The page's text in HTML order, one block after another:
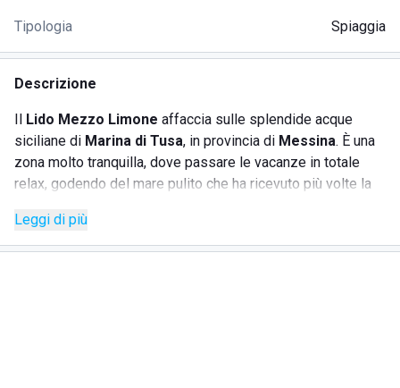
Tipologia Spiaggia
Descrizione
Il Lido Mezzo Limone affaccia sulle splendide acque
siciliane di Marina di Tusa, in provincia di Messina. È una
zona molto tranquilla, dove passare le vacanze in totale
relax, godendo del mare pulito che ha ricevuto più volte la
fatta di ciottoli
giusta distanza per garantire la privacy dei clienti.
Leggi di più